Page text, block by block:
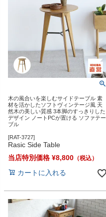
木の風合いを楽しむサイドテーブル 素
材を活かしたソフトヴィンテージ風 天
然木の美しい質感 3本脚のすっきりした
デザイン ノートPCが置ける ソファテー
ブル
[RAT-3727]
Rasic Side Table
当店特別価格 ¥8,800
カートに入れる